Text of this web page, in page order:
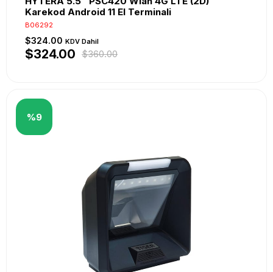
Karekod Android 11 El Terminali
B06292
$324.00 KDV Dahil
$324.00 $360.00
%9